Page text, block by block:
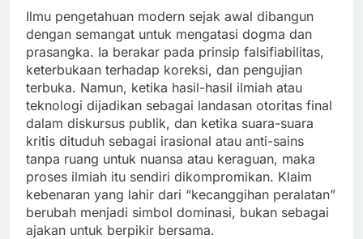
Ilmu pengetahuan modern sejak awal dibangun
dengan semangat untuk mengatasi dogma dan
prasangka. Ia berakar pada prinsip falsifiabilitas,
keterbukaan terhadap koreksi, dan pengujian
terbuka. Namun, ketika hasil-hasil ilmiah atau
teknologi dijadikan sebagai landasan otoritas final
dalam diskursus publik, dan ketika suara-suara
kritis dituduh sebagai irasional atau anti-sains
tanpa ruang untuk nuansa atau keraguan, maka
proses ilmiah itu sendiri dikompromikan. Klaim
kebenaran yang lahir dari “kecanggihan peralatan”
berubah menjadi simbol dominasi, bukan sebagai
ajakan untuk berpikir bersama.